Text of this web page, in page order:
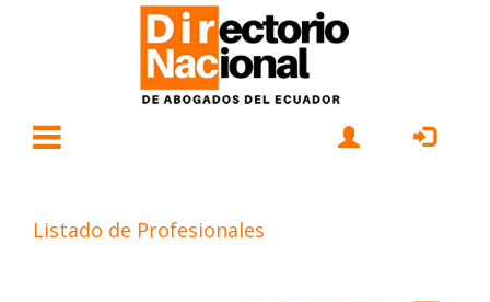
Listado de Profesionales